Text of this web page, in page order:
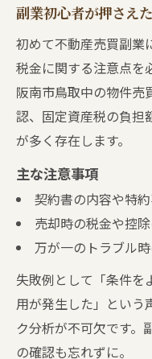
副業初心者が押さえ
初めて不動産売買副業
税金に関する注意点を
阪南市鳥取中の物件売
認、固定資産税の負担
が多く存在します。
主な注意事項
契約書の内容や特
売却時の税金や控
万が一のトラブル
失敗例として「条件を
用が発生した」という
ク分析が不可欠です。
の確認も忘れずに。